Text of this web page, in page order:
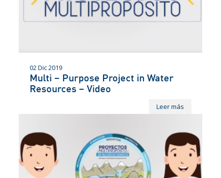
02 Dic 2019
Multi – Purpose Project in Water
Resources – Video
Leer más